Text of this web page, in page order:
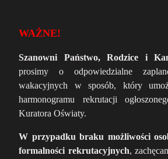
WAŻNE!
Szanowni Państwo, Rodzice i
prosimy o odpowiedzialne
wakacyjnych w sposób, który
harmonogramu rekrutacji
Kuratora Oświaty.
W przypadku braku możliwości
formalności rekrutacyjnych,